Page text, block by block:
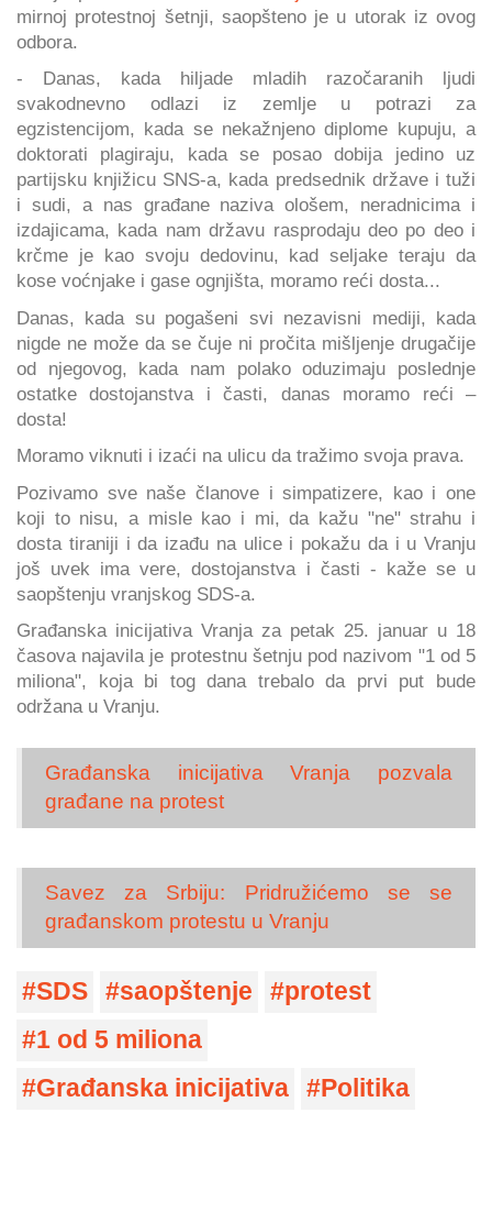
mirnoj protestnoj šetnji, saopšteno je u utorak iz ovog
odbora.
- Danas, kada hiljade mladih razočaranih ljudi
svakodnevno odlazi iz zemlje u potrazi za
egzistencijom, kada se nekažnjeno diplome kupuju, a
doktorati plagiraju, kada se posao dobija jedino uz
partijsku knjižicu SNS-a, kada predsednik države i tuži
i sudi, a nas građane naziva ološem, neradnicima i
izdajicama, kada nam državu rasprodaju deo po deo i
krčme je kao svoju dedovinu, kad seljake teraju da
kose voćnjake i gase ognjišta, moramo reći dosta...
Danas, kada su pogašeni svi nezavisni mediji, kada
nigde ne može da se čuje ni pročita mišljenje drugačije
od njegovog, kada nam polako oduzimaju poslednje
ostatke dostojanstva i časti, danas moramo reći –
dosta!
Moramo viknuti i izaći na ulicu da tražimo svoja prava.
Pozivamo sve naše članove i simpatizere, kao i one
koji to nisu, a misle kao i mi, da kažu "ne" strahu i
dosta tiraniji i da izađu na ulice i pokažu da i u Vranju
još uvek ima vere, dostojanstva i časti - kaže se u
saopštenju vranjskog SDS-a.
Građanska inicijativa Vranja za petak 25. januar u 18
časova najavila je protestnu šetnju pod nazivom "1 od 5
miliona", koja bi tog dana trebalo da prvi put bude
održana u Vranju.
Građanska inicijativa Vranja pozvala
građane na protest
Savez za Srbiju: Pridružićemo se se
građanskom protestu u Vranju
SDS saopštenje
protest
1 od 5 miliona
Građanska inicijativa
Politika